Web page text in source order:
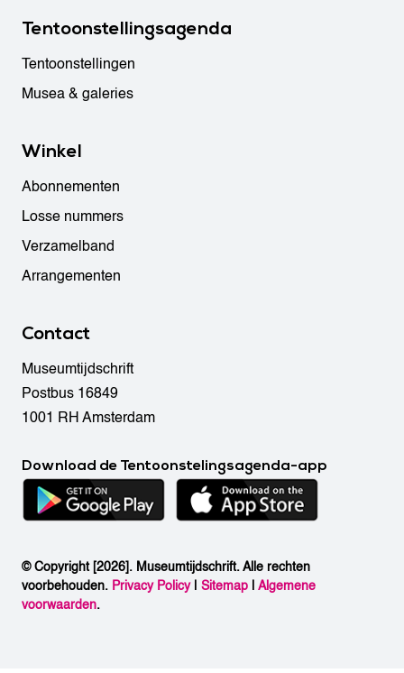
Tentoonstellingsagenda
Tentoonstellingen
Musea & galeries
Winkel
Abonnementen
Losse nummers
Verzamelband
Arrangementen
Contact
Museumtijdschrift
Postbus 16849
1001 RH Amsterdam
Download de Tentoonstelingsagenda-app
© Copyright [2026]. Museumtijdschrift. Alle rechten
voorbehouden. Privacy Policy| Sitemap |Algemene
voorwaarden.